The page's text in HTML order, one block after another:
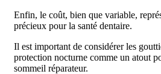
Enfin, le coût, bien que variable,
précieux pour la santé dentaire.
Il est important de considérer les
protection nocturne comme un atout
sommeil réparateur.